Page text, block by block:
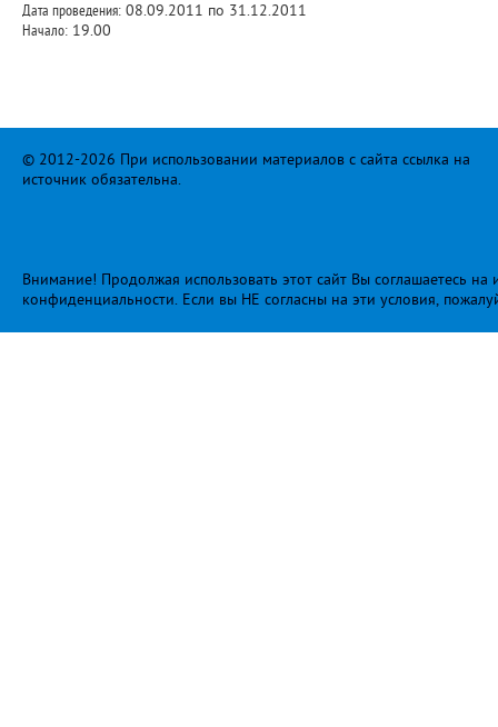
Дата проведения: 08.09.2011 по 31.12.2011
Начало: 19.00
© 2012-2026 При использовании материалов с сайта ссылка на
источник обязательна.
Внимание! Продолжая использовать этот сайт Вы соглашаетесь
конфиденциальности. Если вы НЕ согласны на эти условия,